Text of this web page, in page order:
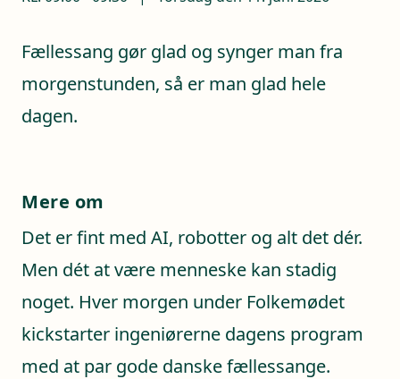
Fællessang gør glad og synger man fra
morgenstunden, så er man glad hele
dagen.
Mere om
Det er fint med AI, robotter og alt det dér.
Men dét at være menneske kan stadig
noget. Hver morgen under Folkemødet
kickstarter ingeniørerne dagens program
med at par gode danske fællessange.